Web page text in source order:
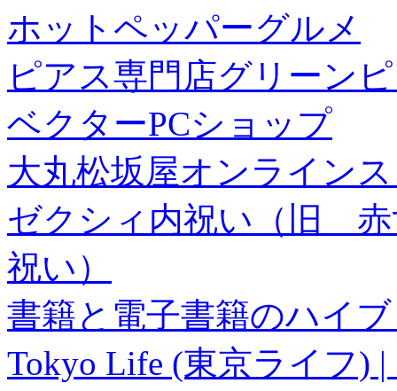
ホットペッパーグルメ
ピアス専門店グリーン
ベクターPCショップ
大丸松坂屋オンライン
ゼクシィ内祝い（旧 赤
祝い）
書籍と電子書籍のハイ
Tokyo Life (東京ライフ)